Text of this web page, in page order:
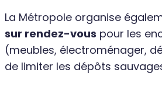
La Métropole organise
sur rendez-vous pour les
(meubles, électroménager,
de limiter les dépôts